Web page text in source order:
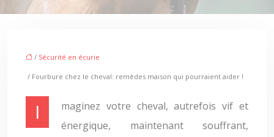
/ Sécurité en écurie
/ Fourbure chez le cheval: remèdes maison qui pourraient aider !
Imaginez votre cheval, autrefois vif et
énergique, maintenant souffrant,